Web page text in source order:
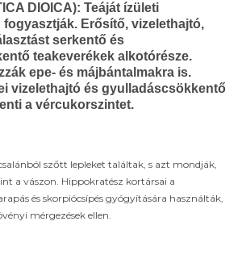
DIOICA): Teáját ízületi
fogyasztják. Erősítő, vizelethajtó,
serkentő és
teakeverékek alkotórésze.
epe- és májbántalmakra is.
vizelethajtó és gyulladáscsökkentő
a vércukorszintet.
szőtt lepleket találtak, s azt mondják,
a vászon. Hippokratész kortársai a
és skorpiócsípés gyógyítására használták,
mérgezések ellen.